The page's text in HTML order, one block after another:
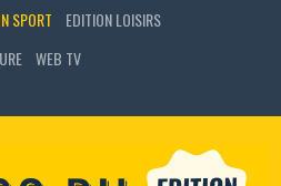
SPORT
EDITION LOISIRS
WEB TV